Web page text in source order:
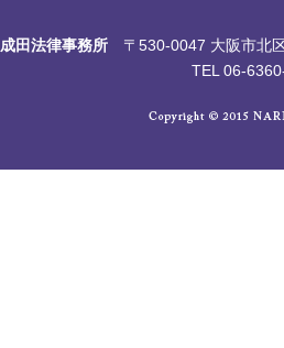
成田法律事務所〒530-0047 大阪市北区
TEL 06-